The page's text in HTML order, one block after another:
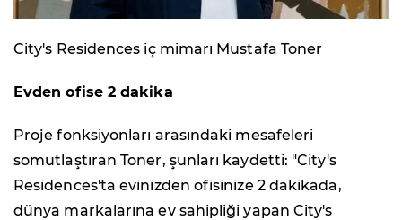
City's Residences iç mimarı Mustafa Toner
Evden ofise 2 dakika
Proje fonksiyonları arasındaki mesafeleri
somutlaştıran Toner, şunları kaydetti: "City's
Residences'ta evinizden ofisinize 2 dakikada,
dünya markalarına ev sahipliği yapan City's